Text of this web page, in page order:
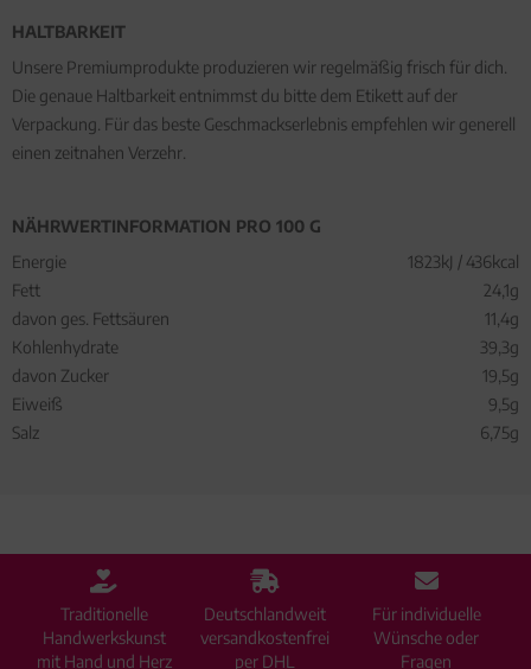
HALTBARKEIT
Unsere Premiumprodukte produzieren wir regelmäßig frisch für dich.
Die genaue Haltbarkeit entnimmst du bitte dem Etikett auf der
Verpackung. Für das beste Geschmackserlebnis empfehlen wir generell
einen zeitnahen Verzehr.
NÄHRWERTINFORMATION PRO 100 G
Energie
1823kJ / 436kcal
Fett
24,1g
davon ges. Fettsäuren
11,4g
Kohlenhydrate
39,3g
davon Zucker
19,5g
Eiweiß
9,5g
Salz
6,75g
Traditionelle
Handwerkskunst
mit Hand und Herz
Deutschlandweit
versandkostenfrei
per DHL
Für individuelle
Wünsche oder
Fragen